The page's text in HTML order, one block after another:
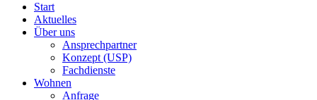
Start
Aktuelles
Über uns
Ansprechpartner
Konzept (USP)
Fachdienste
Wohnen
Anfrage